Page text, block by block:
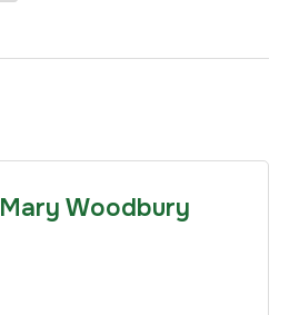
Mary Woodbury